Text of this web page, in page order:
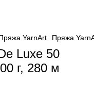
YarnArt Пряжа
Luxe 50
г, 280 м